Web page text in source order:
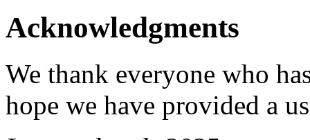
Acknowledgments
We thank everyone who
hope we have provided a